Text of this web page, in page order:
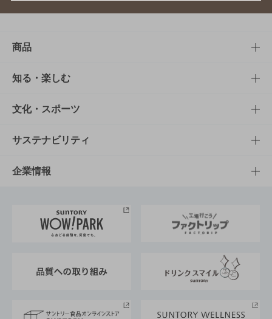
商品
商品TOP
商品一覧
商品発売情報
栄養成分一覧
知る・楽しむ
知る・楽しむTOP
キャンペーン
工場見学
地域情報
文化・スポーツ
文化・スポーツTOP
サントリーホール
サントリーサンバーズ大阪
サステナビリティ
サステナビリティTOP
サントリーが考えるサステナビリティ経営
企業情報
企業概要